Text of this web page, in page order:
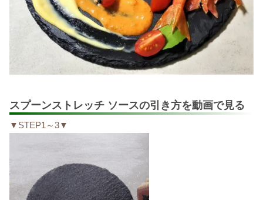
スプーンストレッチ ソースの引き方を動画で見る
▼STEP1～3▼